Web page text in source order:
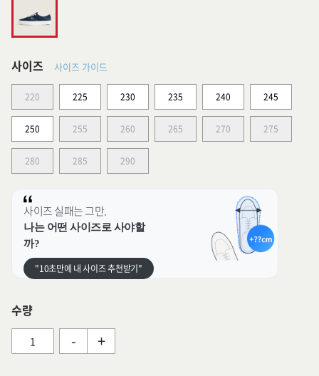
사이즈 사이즈 가이드
220 225 230 235 240 245
250 255 260 265 270 275
280 285 290
사이즈 실패는 그만.
나는 어떤 사이즈로 사야할
까?
"10초만에 내 사이즈 추천받기"
수량
- +